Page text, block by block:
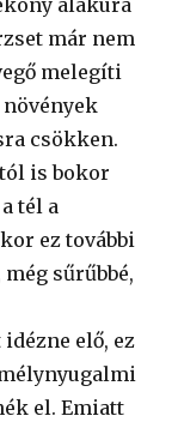
alakúra
már nem
melegíti
növények
csökken.
is bokor
tél a
ez további
sűrűbbé,
elő, ez
el. Emiatt